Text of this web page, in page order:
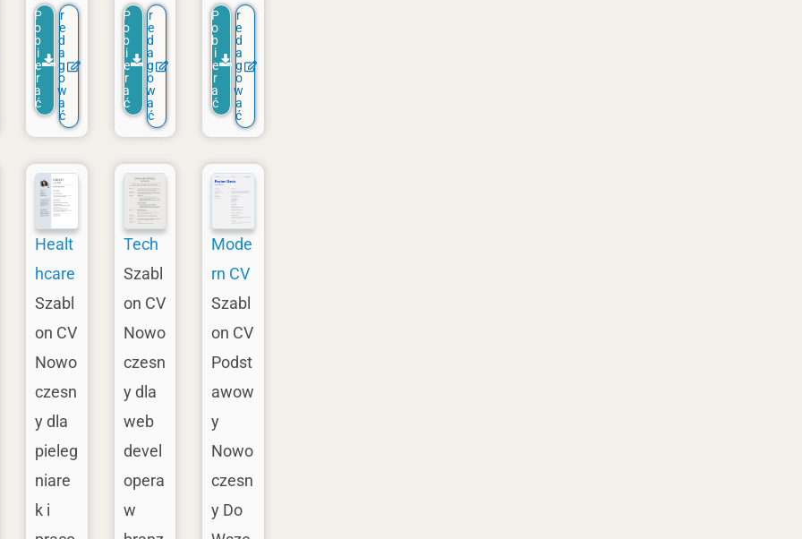
P
o
b
i
e
r
a
ć
r
e
d
a
g
o
w
a
ć
P
o
b
i
e
r
a
ć
r
e
d
a
g
o
w
a
ć
P
o
b
i
e
r
a
ć
r
e
d
a
g
o
w
a
ć
Healt
hcare
Szabl
on CV
Nowo
czesn
y dla
pieleg
niare
k i
Tech
Szabl
on CV
Nowo
czesn
y dla
web
devel
opera
w
Mode
rn CV
Szabl
on CV
Podst
awow
y
Nowo
czesn
y Do